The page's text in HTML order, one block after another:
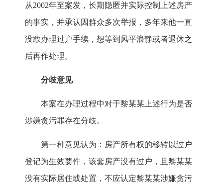
从2002年至案发，长期隐匿并实际控制上述房产
的事实，并承认因群众多次举报，多年来他一直
没敢办理过户手续，想等到风平浪静或者退休之
后再作处理。
分歧意见
本案在办理过程中对于黎某某上述行为是否
涉嫌贪污罪存在分歧。
第一种意见认为：房产所有权的移转以过户
登记为生效要件，该套房产没有过户，且黎某某
没有实际居住或处置，不应认定黎某某涉嫌贪污